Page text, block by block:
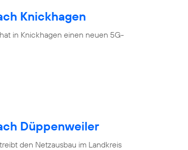
Knickhagen
in Knickhagen einen neuen 5G-
Düppenweiler
den Netzausbau im Landkreis